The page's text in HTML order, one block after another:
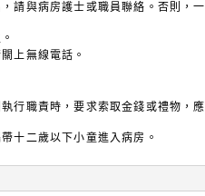
請與病房護士或職員聯絡。否則，一
上無線電話。
行職責時，要求索取金錢或禮物，應
十二歲以下小童進入病房。